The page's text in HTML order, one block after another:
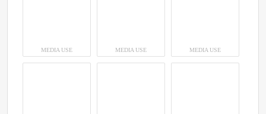
MEDIA USE MEDIA USE MEDIA USE